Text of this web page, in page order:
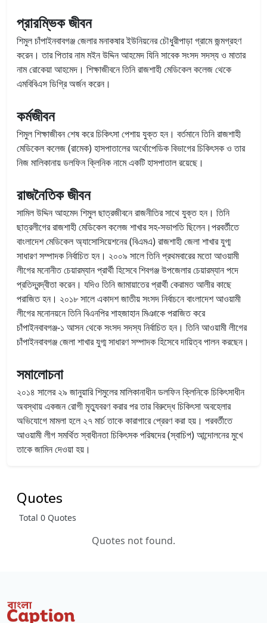
প্রারম্ভিক জীবন
শিমুল চাঁপাইনবাবগঞ্জ জেলার মনাকষার ইউনিয়নের চৌধুরীপাড়া গ্রামে জন্মগ্রহণ
করেন। তার পিতার নাম মইন উদ্দিন আহমেদ যিনি সাবেক সংসদ সদস্য ও মাতার
নাম রোকেয়া আহমেদ। শিক্ষাজীবনে তিনি রাজশাহী মেডিকেল কলেজ থেকে
এমবিবিএস ডিগ্রি অর্জন করেন।
কর্মজীবন
শিমুল শিক্ষাজীবন শেষ করে চিকিৎসা পেশায় যুক্ত হন। বর্তমানে তিনি রাজশাহী
মেডিকেল কলেজ (রামেক) হাসপাতালের অর্থোপেডিক বিভাগের চিকিৎসক ও তার
নিজ মালিকানায় ডলফিন ক্লিনিক নামে একটি হাসপাতাল রয়েছে।
রাজনৈতিক জীবন
সামিল উদ্দিন আহমেদ শিমুল ছাত্রজীবনে রাজনীতির সাথে যুক্ত হন। তিনি
ছাত্রলীগের রাজশাহী মেডিকেল কলেজ শাখার সহ-সভাপতি ছিলেন।পরবর্তীতে
বাংলাদেশ মেডিকেল অ্যাসোসিয়েশনের (বিএমএ) রাজশাহী জেলা শাখার যুগ্ম
সাধারণ সম্পাদক নির্বাচিত হন। ২০০৯ সালে তিনি প্রথমবারের মতো আওয়ামী
লীগের মনোনীত চেয়ারম্যান প্রার্থী হিসেবে শিবগঞ্জ উপজেলার চেয়ারম্যান পদে
প্রতিদ্বন্দ্বীতা করেন। যদিও তিনি জামায়াতের প্রার্থী কেরামত আলীর কাছে
পরাজিত হন। ২০১৮ সালে একাদশ জাতীয় সংসদ নির্বাচনে বাংলাদেশ আওয়ামী
লীগের মনোনয়নে তিনি বিএনপির শাহজাহান মিঞাকে পরাজিত করে
চাঁপাইনবাবগঞ্জ-১ আসন থেকে সংসদ সদস্য নির্বাচিত হন। তিনি আওয়ামী লীগের
চাঁপাইনবাবগঞ্জ জেলা শাখার যুগ্ম সাধারণ সম্পাদক হিসেবে দায়িত্ব পালন করছেন।
সমালোচনা
২০১৪ সালের ২৯ জানুয়ারি শিমুলের মালিকানাধীন ডলফিন ক্লিনিকে চিকিৎসাধীন
অবস্থায় একজন রোগী মৃত্যুবরণ করার পর তার বিরুদ্ধে চিকিৎসা অবহেলার
অভিযোগে মামলা হলে ২৭ মার্চ তাকে কারাগারে প্রেরণ করা হয়। পরবর্তীতে
আওয়ামী লীগ সমর্থিত স্বাধীনতা চিকিৎসক পরিষদের (স্বাচিপ) আন্দোলনের মুখে
তাকে জামিন দেওয়া হয়।
Quotes
Total 0 Quotes
Quotes not found.